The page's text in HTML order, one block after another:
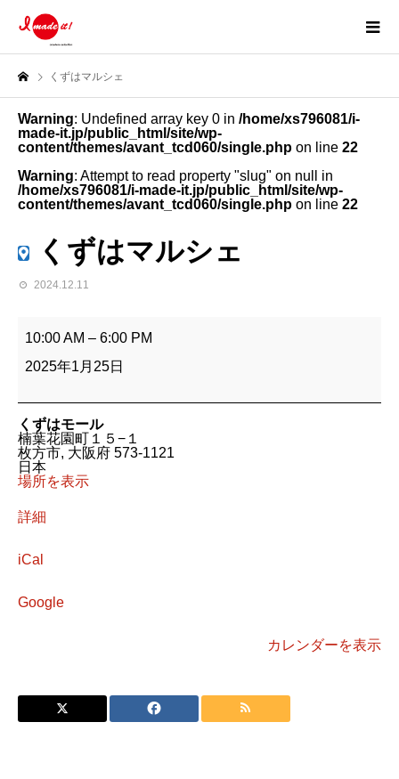
くずはマルシェ
Warning: Undefined array key 0 in /home/xs796081/i-
made-it.jp/public_html/site/wp-
content/themes/avant_tcd060/single.php on line 22
Warning: Attempt to read property "slug" on null in
/home/xs796081/i-made-it.jp/public_html/site/wp-
content/themes/avant_tcd060/single.php on line 22
くずはマルシェ
2024.12.11
ず
マ
ェ
10:00 AM – 6:00 PM
2025年1月25日
くずはモール
楠葉花園町１５−１
枚方市, 大阪府 573-1121
日本
場所を表示
詳細
iCal
Google
カレンダーを表示